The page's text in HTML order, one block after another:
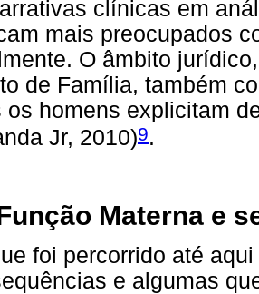
clínicas em
mais preocupados
O âmbito
de Família, também
os homens explicitam
Jr, 2010)9.
Materna e
foi percorrido até
e algumas